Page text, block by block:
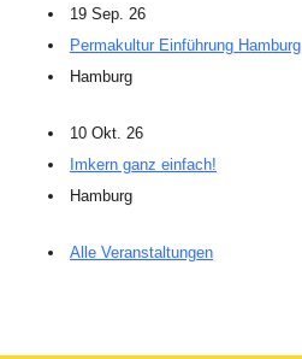
19 Sep. 26
Permakultur Einführung Hamburg
Hamburg
10 Okt. 26
Imkern ganz einfach!
Hamburg
Alle Veranstaltungen